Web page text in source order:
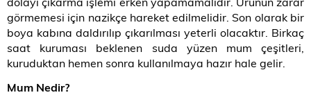
görmemesi için nazikçe hareket edilmelidir. Son olarak bir
boya kabına daldırılıp çıkarılması yeterli olacaktır. Birkaç
saat kuruması beklenen suda yüzen mum çeşitleri,
kuruduktan hemen sonra kullanılmaya hazır hale gelir.
Mum Nedir?